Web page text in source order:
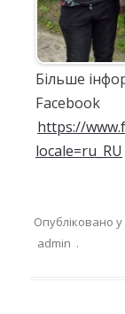
Більше
Facebook
https://
locale=ru_RU
Опубліковано у
admin .